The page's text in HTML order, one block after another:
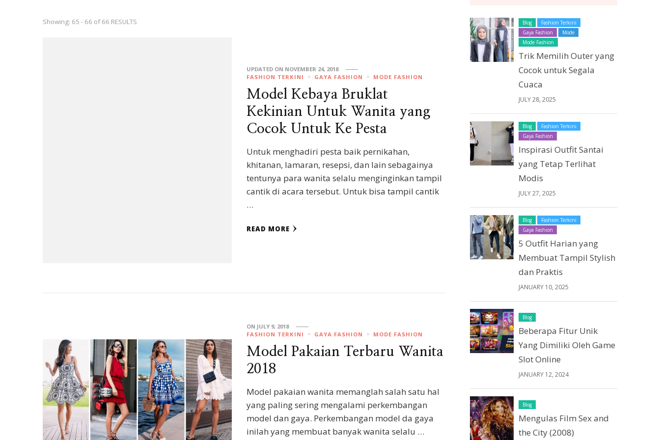
Showing: 65 - 66 of 66 RESULTS
UPDATED ON NOVEMBER 24, 2018
FASHION TERKINI
GAYA FASHION MODE FASHION
Model Kebaya Bruklat
Kekinian Untuk Wanita yang
Cocok Untuk Ke Pesta
Untuk menghadiri pesta baik pernikahan,
khitanan, lamaran, resepsi, dan lain sebagainya
tentunya para wanita selalu menginginkan tampil
cantik di acara tersebut. Untuk bisa tampil cantik
…
READ MORE
ON JULY 9, 2018
FASHION TERKINI
GAYA FASHION MODE FASHION
Model Pakaian Terbaru Wanita
2018
Model pakaian wanita memanglah salah satu hal
yang paling sering mengalami perkembangan
model dan gaya. Perkembangan model da gaya
inilah yang membuat banyak wanita selalu …
Blog
Fashion Terkini
Gaya Fashion
Mode
Mode Fashion
Trik Memilih Outer yang
Cocok untuk Segala
Cuaca
JULY 28, 2025
Blog
Fashion Terkini
Gaya Fashion
Inspirasi Outfit Santai
yang Tetap Terlihat
Modis
JULY 27, 2025
Blog
Fashion Terkini
Gaya Fashion
5 Outfit Harian yang
Membuat Tampil Stylish
dan Praktis
JANUARY 10, 2025
Blog
Beberapa Fitur Unik
Yang Dimiliki Oleh Game
Slot Online
JANUARY 12, 2024
Blog
Mengulas Film Sex and
the City (2008)